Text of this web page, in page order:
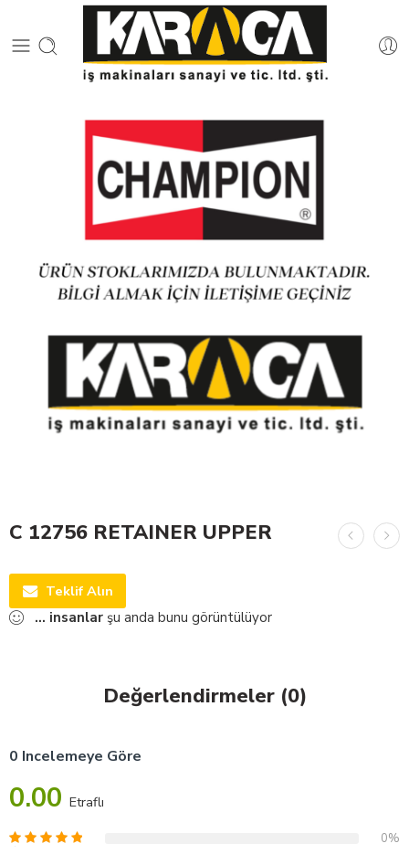
C 12756 RETAINER UPPER
Teklif Alın
... insanlar şu anda bunu görüntülüyor
Değerlendirmeler (0)
0 Incelemeye Göre
0.00 Etraflı
0%